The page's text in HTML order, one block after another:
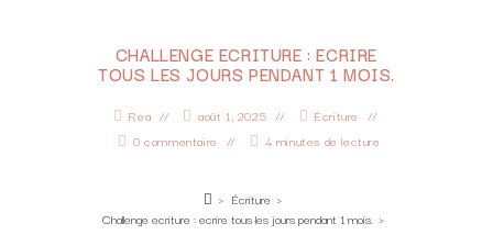
CHALLENGE ECRITURE : ECRIRE
TOUS LES JOURS PENDANT 1 MOIS.
Rea août 1, 2025
Écriture
0 commentaire
4 minutes de lecture
> Écriture >
Challenge ecriture : ecrire tous les jours pendant 1 mois. >